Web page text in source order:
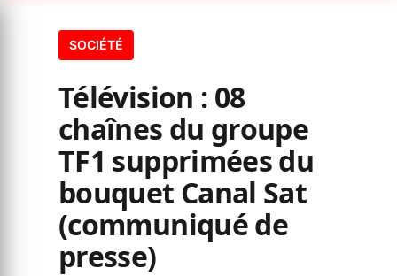
SOCIÉTÉ
Télévision : 08
chaînes du groupe
TF1 supprimées du
bouquet Canal Sat
(communiqué de
presse)